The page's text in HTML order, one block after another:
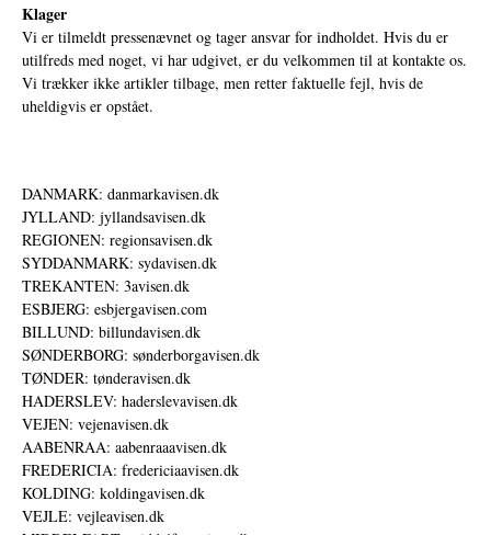
Klager
Vi er tilmeldt pressenævnet og tager ansvar for indholdet. Hvis du er
utilfreds med noget, vi har udgivet, er du velkommen til at kontakte os.
Vi trækker ikke artikler tilbage, men retter faktuelle fejl, hvis de
uheldigvis er opstået.
DANMARK: danmarkavisen.dk
JYLLAND: jyllandsavisen.dk
REGIONEN: regionsavisen.dk
SYDDANMARK: sydavisen.dk
TREKANTEN: 3avisen.dk
ESBJERG: esbjergavisen.com
BILLUND: billundavisen.dk
SØNDERBORG: sønderborgavisen.dk
TØNDER: tønderavisen.dk
HADERSLEV: haderslevavisen.dk
VEJEN: vejenavisen.dk
AABENRAA: aabenraaavisen.dk
FREDERICIA: fredericiaavisen.dk
KOLDING: koldingavisen.dk
VEJLE: vejleavisen.dk